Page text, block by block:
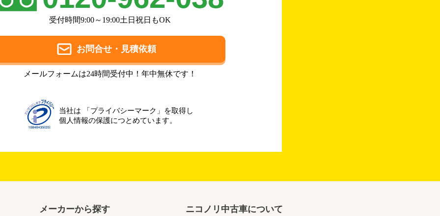
受付時間9:00～19:00土日祝日もOK
お問合せ・見積依頼
メールフォームは24時間受付中！年中無休です！
当社は 「プライバシーマーク」を取得し
個人情報の保護につとめています。
メーカーから探す ニコノリ中古車について